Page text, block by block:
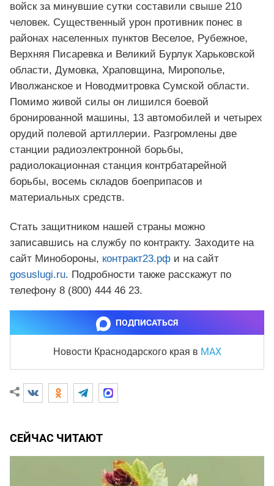
войск за минувшие сутки составили свыше 210
человек. Существенный урон противник понес в
районах населенных пунктов Веселое, Рубежное,
Верхняя Писаревка и Великий Бурлук Харьковской
области, Думовка, Храповщина, Мирополье,
Иволжанское и Новодмитровка Сумской области.
Помимо живой силы он лишился боевой
бронированной машины, 13 автомобилей и четырех
орудий полевой артиллерии. Разгромлены две
станции радиоэлектронной борьбы,
радиолокационная станция контрбатарейной
борьбы, восемь складов боеприпасов и
материальных средств.
Стать защитником нашей страны можно
записавшись на службу по контракту. Заходите на
сайт Минобороны, контракт23.рф и на сайт
gosuslugi.ru. Подробности также расскажут по
телефону 8 (800) 444 46 23.
ПОДПИСАТЬСЯ
Новости Краснодарского края в MAX
СЕЙЧАС ЧИТАЮТ